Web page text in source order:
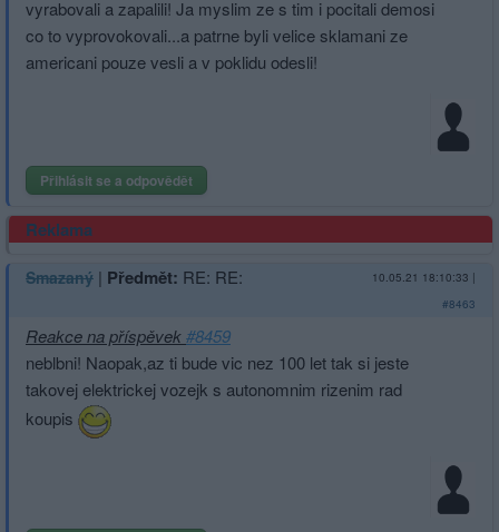
vyrabovali a zapalili! Ja myslim ze s tim i pocitali demosi
co to vyprovokovali...a patrne byli velice sklamani ze
americani pouze vesli a v poklidu odesli!
Přihlásit se a odpovědět
Reklama
Smazaný | Předmět: RE: RE: 10.05.21 18:10:33 |
#8463
Reakce na příspěvek#8459
neblbni! Naopak,az ti bude vic nez 100 let tak si jeste
takovej elektrickej vozejk s autonomnim rizenim rad
koupis